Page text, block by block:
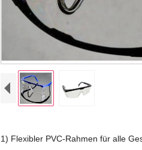
1) Flexibler PVC-Rahmen für alle